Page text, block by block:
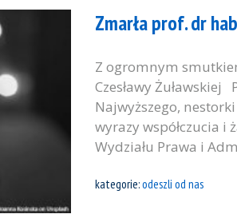
Zmarła prof. dr
Z ogromnym
Czesławy
Najwyższego,
wyrazy współczucia i
Wydziału Prawa i
kategorie:odeszli od nas